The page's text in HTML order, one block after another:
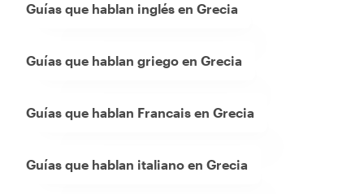
Guías que hablan inglés en Grecia
Guías que hablan griego en Grecia
Guías que hablan Francais en Grecia
Guías que hablan italiano en Grecia